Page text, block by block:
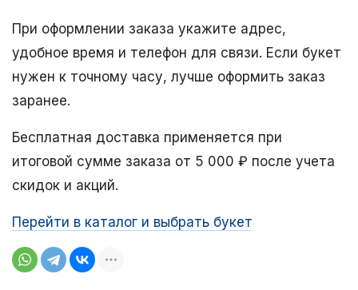
При оформлении заказа укажите адрес,
удобное время и телефон для связи. Если букет
нужен к точному часу, лучше оформить заказ
заранее.
Бесплатная доставка применяется при
итоговой сумме заказа от 5 000 ₽ после учета
скидок и акций.
Перейти в каталог и выбрать букет